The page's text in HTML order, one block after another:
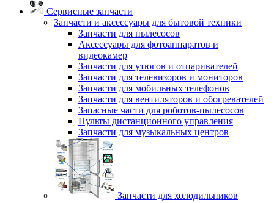
Сервисные запчасти
Запчасти и аксессуары для бытовой техники
Запчасти для пылесосов
Аксессуары для фотоаппаратов и
видеокамер
Запчасти для утюгов и отпаривателей
Запчасти для телевизоров и мониторов
Запчасти для мобильных телефонов
Запчасти для вентиляторов и обогревателей
Запасные части для роботов-пылесосов
Пульты дистанционного управления
Запчасти для музыкальных центров
Запчасти для холодильников